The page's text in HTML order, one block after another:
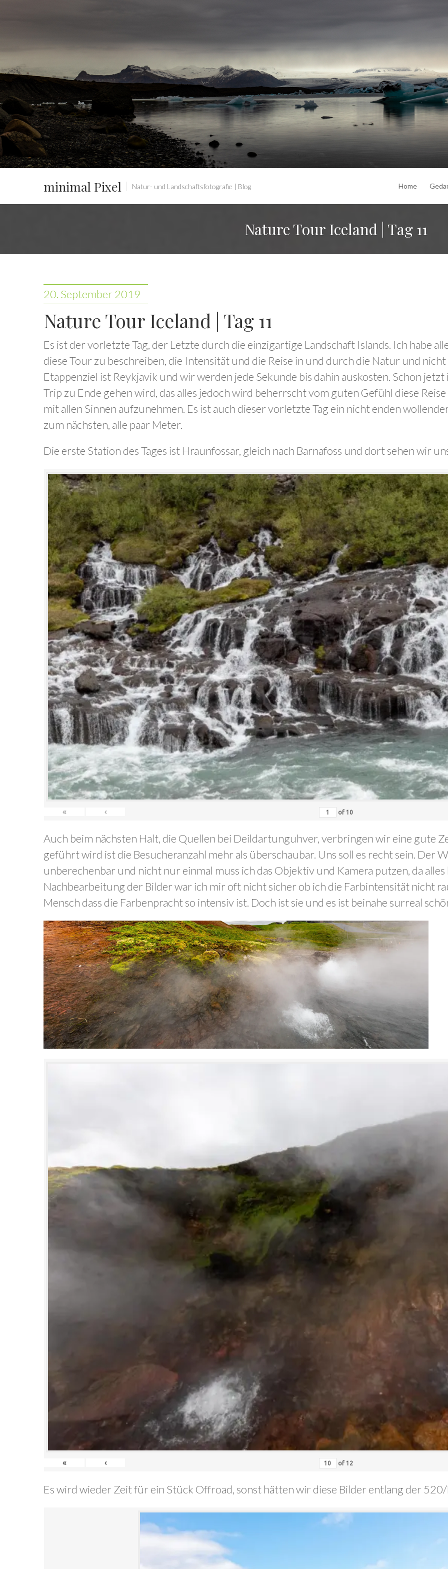
minimal Pixel Natur- und Landschaftsfotografie | Blog Home
Nature Tour Iceland | Tag 11
20. September 2019
Nature Tour Iceland | Tag 11
Es ist der vorletzte Tag, der Letzte durch die einzigartige Landschaft Islands. Ich habe
diese Tour zu beschreiben, die Intensität und die Reise in und durch die Natur und
Etappenziel ist Reykjavik und wir werden jede Sekunde bis dahin auskosten. Schon
Trip zu Ende gehen wird, das alles jedoch wird beherrscht vom guten Gefühl diese
mit allen Sinnen aufzunehmen. Es ist auch dieser vorletzte Tag ein nicht enden
zum nächsten, alle paar Meter.
Die erste Station des Tages ist Hraunfossar, gleich nach Barnafoss und dort sehen wir
« ‹ of 10
Auch beim nächsten Halt, die Quellen bei Deildartunguhver, verbringen wir eine gute
geführt wird ist die Besucheranzahl mehr als überschaubar. Uns soll es recht sein. Der
unberechenbar und nicht nur einmal muss ich das Objektiv und Kamera putzen, da alles
Nachbearbeitung der Bilder war ich mir oft nicht sicher ob ich die Farbintensität nicht
Mensch dass die Farbenpracht so intensiv ist. Doch ist sie und es ist beinahe surreal
« ‹ of 12
Es wird wieder Zeit für ein Stück Offroad, sonst hätten wir diese Bilder entlang der